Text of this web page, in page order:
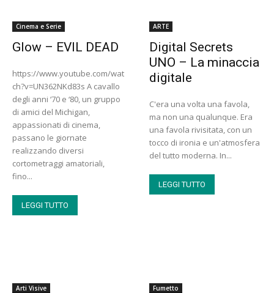
Cinema e Serie
Glow – EVIL DEAD
https://www.youtube.com/wat
ch?v=UN362NKd83s A cavallo
degli anni ‘70 e ‘80, un gruppo
di amici del Michigan,
appassionati di cinema,
passano le giornate
realizzando diversi
cortometraggi amatoriali,
fino...
LEGGI TUTTO
ARTE
Digital Secrets
UNO – La minaccia
digitale
C'era una volta una favola,
ma non una qualunque. Era
una favola rivisitata, con un
tocco di ironia e un'atmosfera
del tutto moderna. In...
LEGGI TUTTO
Arti Visive Fumetto